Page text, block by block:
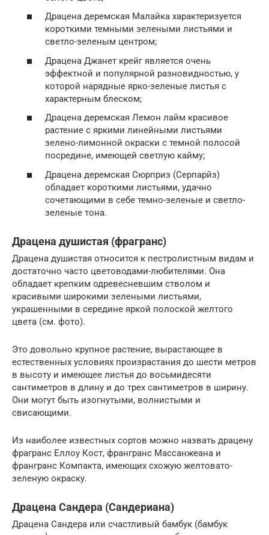
Драцена деремская Малайка характеризуется
короткими темными зелеными листьями и
светло-зеленым центром;
Драцена Джанет крейг является очень
эффектной и популярной разновидностью, у
которой нарядные ярко-зеленые листья с
характерным блеском;
Драцена деремская Лемон лайм красивое
растение с яркими линейными листьями
зелено-лимонной окраски с темной полосой
посредине, имеющей светлую кайму;
Драцена деремская Сюрприз (Серпарйз)
обладает короткими листьями, удачно
сочетающими в себе темно-зеленые и светло-
зеленые тона.
Драцена душистая (фрагранс)
Драцена душистая относится к пестролистным видам и
достаточно часто цветоводами-любителями. Она
обладает крепким одревесневшим стволом и
красивыми широкими зелеными листьями,
украшенными в середине яркой полоской желтого
цвета (см. фото).
Это довольно крупное растение, вырастающее в
естественных условиях произрастания до шести метров
в высоту и имеющее листья до восьмидесяти
сантиметров в длину и до трех сантиметров в ширину.
Они могут быть изогнутыми, волнистыми и
свисающими.
Из наиболее известных сортов можно назвать драцену
фрагранс Еллоу Кост, франгранс Массанжеана и
франгранс Компакта, имеющих схожую желтовато-
зеленую окраску.
Драцена Сандера (Сандериана)
Драцена Сандера или счастливый бамбук (бамбук